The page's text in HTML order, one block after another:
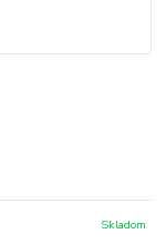
Skladom